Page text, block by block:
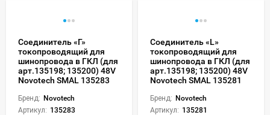
Соединитель «Г»
токопроводящий для
шинопровода в ГКЛ (для
арт.135198; 135200) 48V
Novotech SMAL 135283
Бренд: Novotech
Артикул: 135283
Соединитель «L»
токопроводящий для
шинопровода в ГКЛ (для
арт.135198; 135200) 48V
Novotech SMAL 135281
Бренд: Novotech
Артикул: 135281